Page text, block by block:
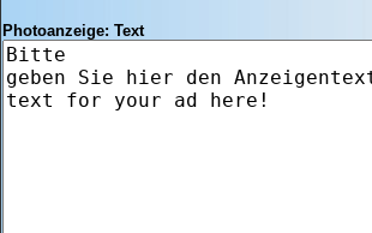
Photoanzeige: Text